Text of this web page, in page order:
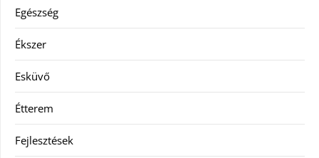
Egészség
Ékszer
Esküvő
Étterem
Fejlesztések